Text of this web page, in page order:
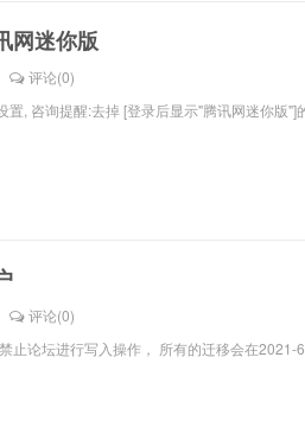
网迷你版
评论(0)
, 咨询提醒:去掉 [登录后显示"腾讯网迷你版"]
评论(0)
止论坛进行写入操作， 所有的迁移会在2021-